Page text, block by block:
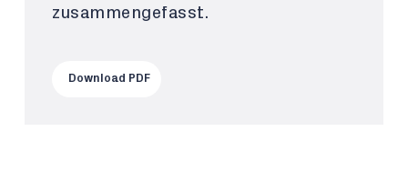
zusammengefasst.
Download PDF